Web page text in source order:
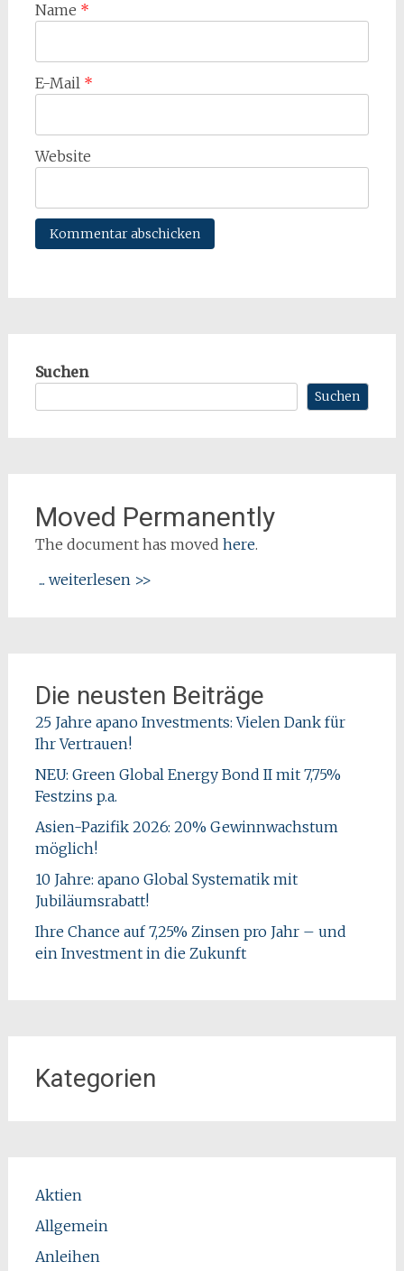
Name *
E-Mail *
Website
Suchen
Suchen
Moved Permanently
The document has moved here.
... weiterlesen >>
Die neusten Beiträge
25 Jahre apano Investments: Vielen Dank für
Ihr Vertrauen!
NEU: Green Global Energy Bond II mit 7,75%
Festzins p.a.
Asien-Pazifik 2026: 20% Gewinnwachstum
möglich!
10 Jahre: apano Global Systematik mit
Jubiläumsrabatt!
Ihre Chance auf 7,25% Zinsen pro Jahr – und
ein Investment in die Zukunft
Kategorien
Aktien
Allgemein
Anleihen